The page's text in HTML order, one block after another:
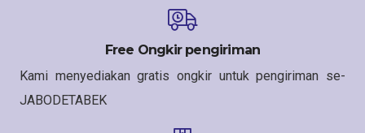
Free Ongkir pengiriman
Kami menyediakan gratis ongkir untuk pengiriman se-
JABODETABEK